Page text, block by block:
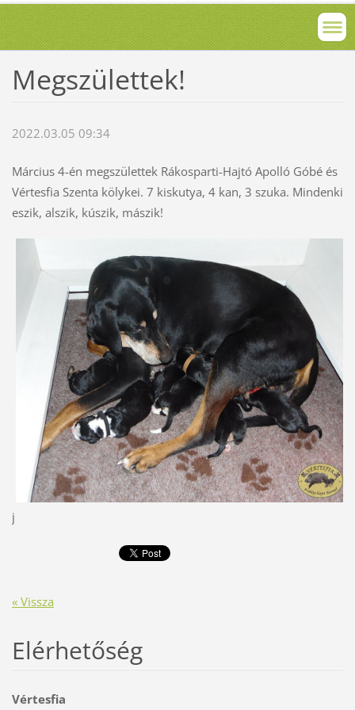
Megszülettek!
2022.03.05 09:34
Március 4-én megszülettek Rákosparti-Hajtó Apolló Góbé és
Vértesfia Szenta kölykei. 7 kiskutya, 4 kan, 3 szuka. Mindenki
eszik, alszik, kúszik, mászik!
j
« Vissza
Elérhetőség
Vértesfia